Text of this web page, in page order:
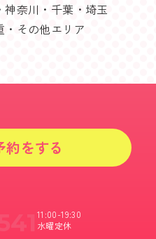
奈川・千葉・埼玉
その他エリア
約をする
11:00-19:30
水曜定休